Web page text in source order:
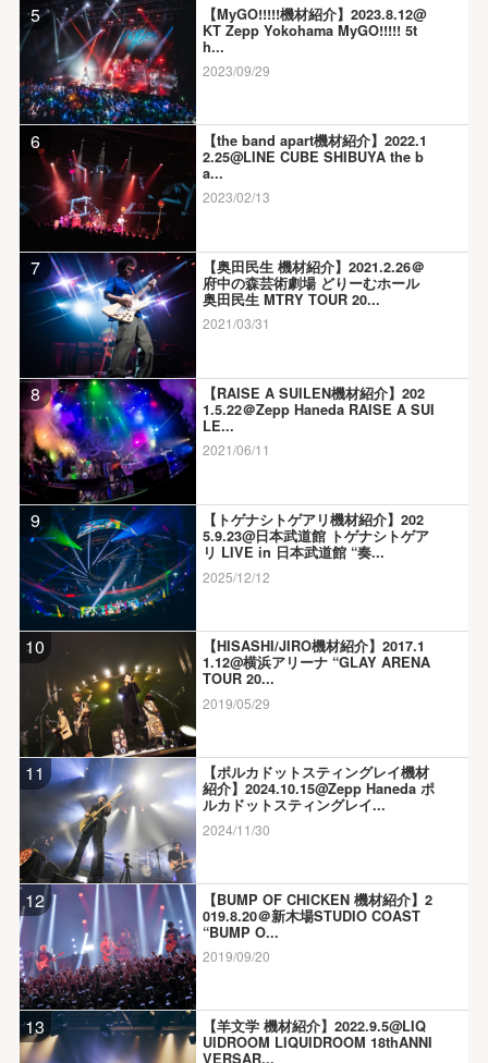
5
【MyGO!!!!!機材紹介】2023.8.12@
KT Zepp Yokohama MyGO!!!!! 5t
h...
2023/09/29
6
【the band apart機材紹介】2022.1
2.25@LINE CUBE SHIBUYA the b
a...
2023/02/13
7
【奥田民生 機材紹介】2021.2.26＠
府中の森芸術劇場 どりーむホール
奥田民生 MTRY TOUR 20...
2021/03/31
8
【RAISE A SUILEN機材紹介】202
1.5.22＠Zepp Haneda RAISE A SUI
LE...
2021/06/11
9
【トゲナシトゲアリ機材紹介】202
5.9.23@日本武道館 トゲナシトゲア
リ LIVE in 日本武道館 “奏...
2025/12/12
10
【HISASHI/JIRO機材紹介】2017.1
1.12@横浜アリーナ “GLAY ARENA
TOUR 20...
2019/05/29
11
【ポルカドットスティングレイ機材
紹介】2024.10.15@Zepp Haneda ポ
ルカドットスティングレイ...
2024/11/30
12
【BUMP OF CHICKEN 機材紹介】2
019.8.20＠新木場STUDIO COAST
“BUMP O...
2019/09/20
13
【羊文学 機材紹介】2022.9.5@LIQ
UIDROOM LIQUIDROOM 18thANNI
VERSAR...